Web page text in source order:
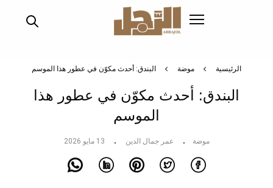
الرئيسية موضة البندق: أحدث مكوّن في عطور هذا الموسم
البندق: أحدث مكوّن في عطور هذا
الموسم
موضة عمر جمال الدين 13 مايو 2026